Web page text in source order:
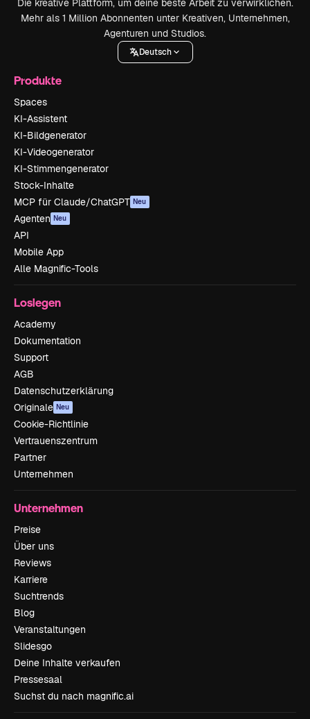
Die kreative Plattform, um deine beste Arbeit zu verwirklichen.
Mehr als 1 Million Abonnenten unter Kreativen, Unternehmen,
Agenturen und Studios.
Deutsch
Produkte
Spaces
KI-Assistent
KI-Bildgenerator
KI-Videogenerator
KI-Stimmengenerator
Stock-Inhalte
MCP für Claude/ChatGPT Neu
Agenten Neu
API
Mobile App
Alle Magnific-Tools
Loslegen
Academy
Dokumentation
Support
AGB
Datenschutzerklärung
Originale Neu
Cookie-Richtlinie
Vertrauenszentrum
Partner
Unternehmen
Unternehmen
Preise
Über uns
Reviews
Karriere
Suchtrends
Blog
Veranstaltungen
Slidesgo
Deine Inhalte verkaufen
Pressesaal
Suchst du nach magnific.ai